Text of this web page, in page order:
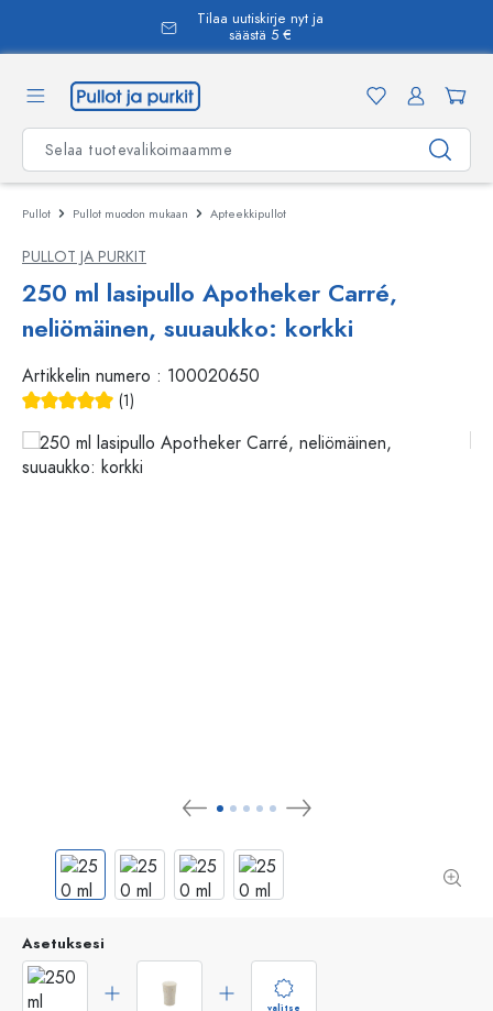
Tilaa uutiskirje nyt ja
säästä 5 €
Pullot Pullot muodon mukaan Apteekkipullot
PULLOT JA PURKIT
250 ml lasipullo Apotheker Carré,
neliömäinen, suuaukko: korkki
Artikkelin numero : 100020650
(1)
Asetuksesi
valitse